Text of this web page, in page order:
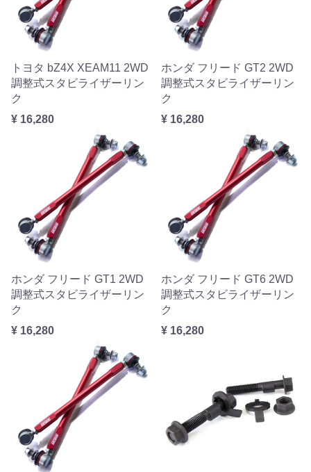
トヨタ bZ4X XEAM11 2WD
調整式スタビライザーリン
ク
¥ 16,280
ホンダ フリード GT2 2WD
調整式スタビライザーリン
ク
¥ 16,280
ホンダ フリード GT1 2WD
調整式スタビライザーリン
ク
¥ 16,280
ホンダ フリード GT6 2WD
調整式スタビライザーリン
ク
¥ 16,280